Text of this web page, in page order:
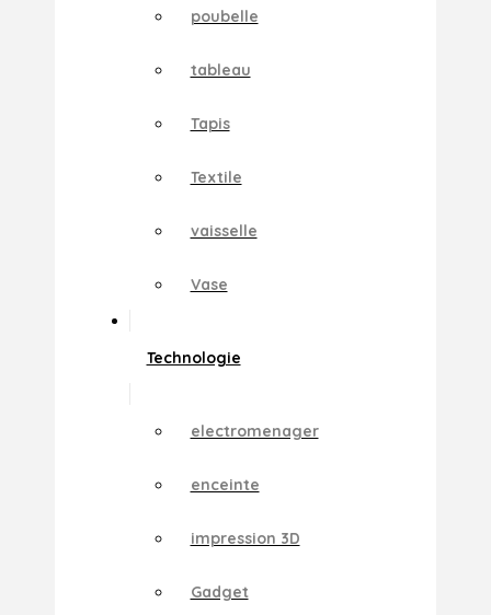
poubelle
tableau
Tapis
Textile
vaisselle
Vase
Technologie
electromenager
enceinte
impression 3D
Gadget